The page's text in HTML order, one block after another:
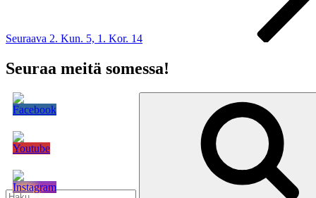
Seuraava 2. Kun. 5, 1. Kor. 14
Seuraa meitä somessa!
Etsi: